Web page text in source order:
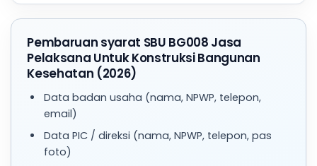
Pembaruan syarat SBU BG008 Jasa
Pelaksana Untuk Konstruksi Bangunan
Kesehatan (2026)
Data badan usaha (nama, NPWP, telepon,
email)
Data PIC / direksi (nama, NPWP, telepon, pas
foto)